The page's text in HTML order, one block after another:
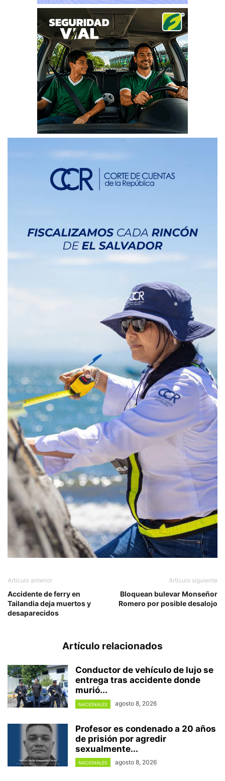
Artículo anterior
Accidente de ferry en
Tailandia deja muertos y
desaparecidos
Artículo siguiente
Bloquean bulevar Monseñor
Romero por posible desalojo
Artículo relacionados
Conductor de vehículo de lujo se
entrega tras accidente donde
murió...
NACIONALES agosto 8, 2026
Profesor es condenado a 20 años
de prisión por agredir
sexualmente...
NACIONALES agosto 8, 2026